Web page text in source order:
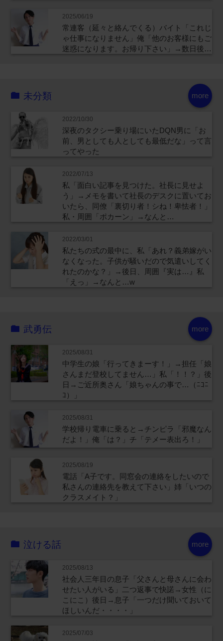
2025/06/19
常連客（延々と絡んでくる）バイト「これじ
ゃ仕事になりません」俺「他のお客様にもご
迷惑になります。お帰り下さい」→数日後…
more
未分類
2022/10/30
深夜のタクシー乗り場にいたDQN男に「お
前、男としても人としても最低だな」って言
ってやった
2022/07/13
私「面白い記事を見つけた。社長に見せよ
う」→メモを書いて社長のデスクに置いてお
いたら、同僚「裏切り者！シね！卑怯者！」
私・周囲「ポカーン」→なんと…
2022/03/01
私たちの式の最中に、私「あれ？義弟嫁がい
なくなった。子供が騒いだので気遣いしてく
れたのかな？」→後日、周囲『実は…』私
「えっ」→なんと…w
more
武勇伝
2025/08/31
中学生の娘「行ってきまーす！」→担任「娘
さんまだ登校してません…」私「！！？」後
日→ご近所奥さん「娘ちゃんの事で…（ﾆｺﾆ
ｺ）」
2025/08/31
学校帰り電車に乗ると→チンピラ「邪魔なん
だよ！」俺「は？」チ「テメー表出ろ！」
2025/08/19
電話「A子です。同窓会の連絡をしたいので
私さんの連絡先を教えて下さい」姉「いつの
クラスメイト？」
more
泣ける話
2025/08/13
社会人三年目の息子「父さんと母さんに会わ
せたい人がいる」二つ返事で快諾→女性（に
こにこ）後日→息子「一つだけ聞いておいて
ほしいんだ・・・・」
2025/07/03